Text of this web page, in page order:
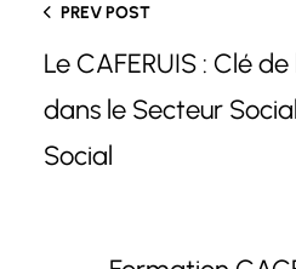
PREV POST
Le CAFERUIS : Clé
dans le Secteur
Social